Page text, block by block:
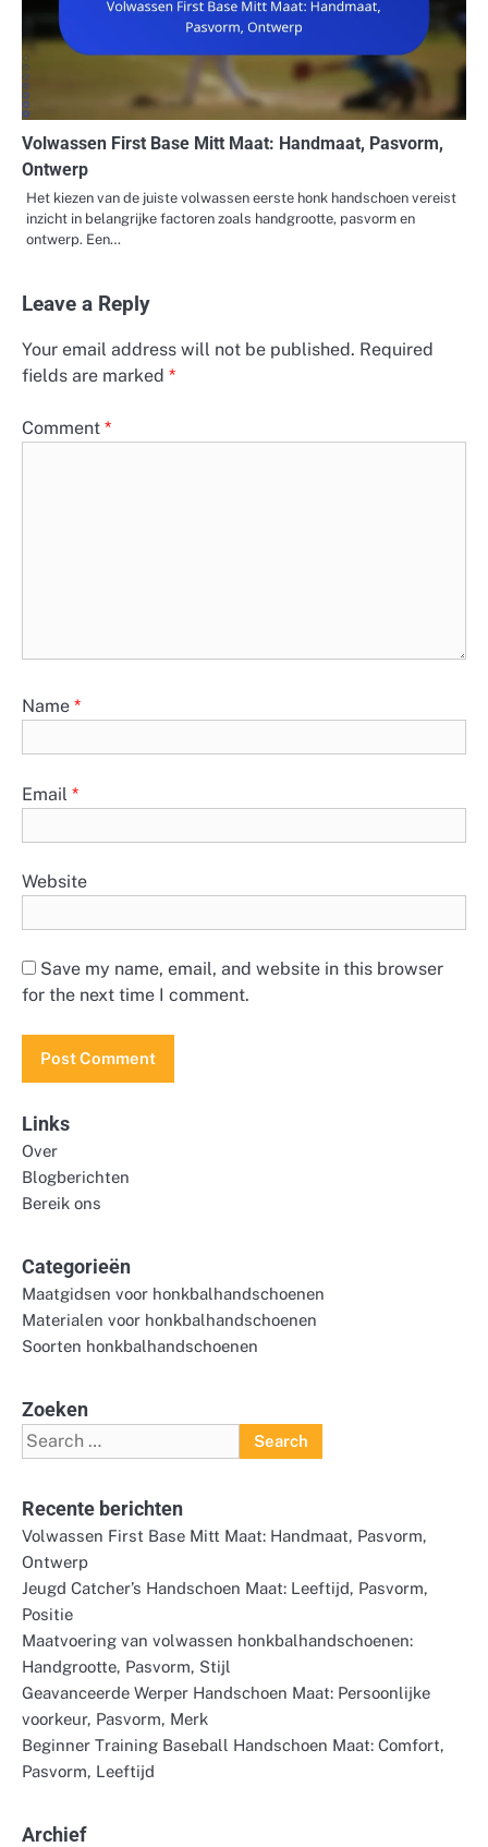
Volwassen First Base Mitt Maat: Handmaat, Pasvorm,
Ontwerp
Het kiezen van de juiste volwassen eerste honk handschoen vereist
inzicht in belangrijke factoren zoals handgrootte, pasvorm en
ontwerp. Een…
Leave a Reply
Your email address will not be published. Required
fields are marked *
Comment *
Name *
Email *
Website
Save my name, email, and website in this browser
for the next time I comment.
Links
Over
Blogberichten
Bereik ons
Categorieën
Maatgidsen voor honkbalhandschoenen
Materialen voor honkbalhandschoenen
Soorten honkbalhandschoenen
Zoeken
Search
for:
Recente berichten
Volwassen First Base Mitt Maat: Handmaat, Pasvorm,
Ontwerp
Jeugd Catcher’s Handschoen Maat: Leeftijd, Pasvorm,
Positie
Maatvoering van volwassen honkbalhandschoenen:
Handgrootte, Pasvorm, Stijl
Geavanceerde Werper Handschoen Maat: Persoonlijke
voorkeur, Pasvorm, Merk
Beginner Training Baseball Handschoen Maat: Comfort,
Pasvorm, Leeftijd
Archief